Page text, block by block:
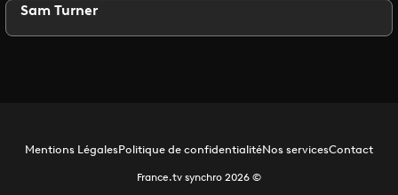
Sam Turner
Mentions LégalesPolitique de confidentialitéNos servicesContact
France.tv synchro 2026 ©